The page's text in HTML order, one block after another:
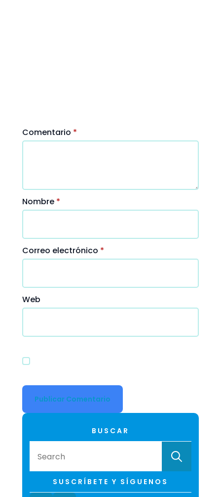
Comentario *
Nombre *
Correo electrónico *
Web
BUSCAR
SUSCRÍBETE Y SÍGUENOS